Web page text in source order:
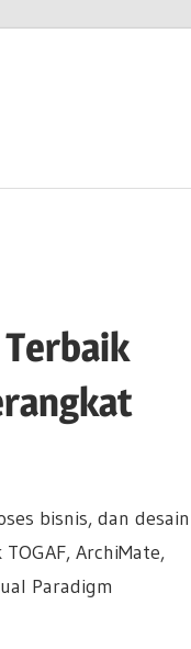
bisnis, dan desain
ArchiMate,
Paradigm